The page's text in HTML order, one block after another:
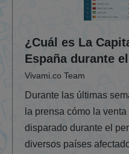
¿Cuál es La
España durante
Vivami.co Team
Durante las últimas
la prensa cómo la
disparado durante el
diversos países